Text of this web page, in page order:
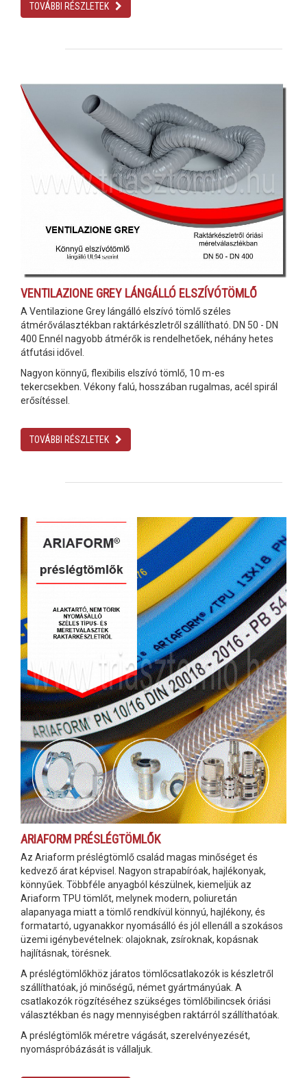
TOVÁBBI RÉSZLETEK
VENTILAZIONE GREY LÁNGÁLLÓ ELSZÍVÓTÖMLŐ
A Ventilazione Grey lángálló elszívó tömlő széles
átmérőválasztékban raktárkészletről szállítható. DN 50 - DN
400 Ennél nagyobb átmérők is rendelhetőek, néhány hetes
átfutási idővel.
Nagyon könnyű, flexibilis elszívó tömlő, 10 m-es
tekercsekben. Vékony falú, hosszában rugalmas, acél spirál
erősítéssel.
TOVÁBBI RÉSZLETEK
ARIAFORM PRÉSLÉGTÖMLŐK
Az Ariaform préslégtömlő család magas minőséget és
kedvező árat képvisel. Nagyon strapabíróak, hajlékonyak,
könnyűek. Többféle anyagból készülnek, kiemeljük az
Ariaform TPU tömlőt, melynek modern, poliuretán
alapanyaga miatt a tömlő rendkívül könnyú, hajlékony, és
formatartó, ugyanakkor nyomásálló és jól ellenáll a szokásos
üzemi igénybevételnek: olajoknak, zsíroknak, kopásnak
hajlításnak, törésnek.
A préslégtömlőkhöz járatos tömlőcsatlakozók is készletről
szállíthatóak, jó minőségű, német gyártmányúak. A
csatlakozók rögzítéséhez szükséges tömlőbilincsek óriási
választékban és nagy mennyiségben raktárról szállíthatóak.
A préslégtömlők méretre vágását, szerelvényezését,
nyomáspróbázását is vállaljuk.